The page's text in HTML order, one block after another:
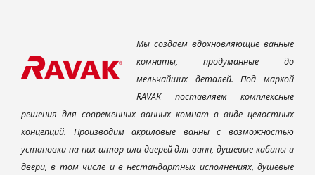
Мы создаем вдохновляющие ванные
комнаты, продуманные до
мельчайших деталей. Под маркой
RAVAK поставляем комплексные
решения для современных ванных комнат в виде целостных
концепций. Производим акриловые ванны с возможностью
установки на них штор или дверей для ванн, душевые кабины и
двери, в том числе и в нестандартных исполнениях, душевые